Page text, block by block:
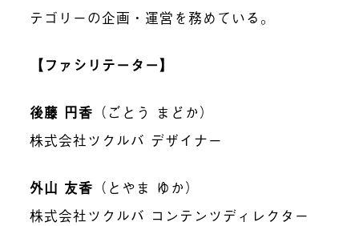
テゴリーの企画・運営を務めている。
【ファシリテーター】
後藤 円香 （ごとう まどか）
株式会社ツクルバ デザイナー
外山 友香 （とやま ゆか）
株式会社ツクルバ コンテンツディレクター